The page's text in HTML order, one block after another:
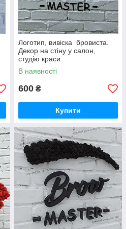
Логотип, вивіска бровиста.
Декор на стіну у салон,
студію краси
В наявності
600 ₴
Купити